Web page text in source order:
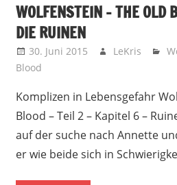
WOLFENSTEIN – THE OLD
DIE RUINEN
30. Juni 2015 LeKris
Blood
Komplizen in Lebensgefahr
Blood – Teil 2 – Kapitel 6 –
auf der suche nach Annette
er wie beide sich in